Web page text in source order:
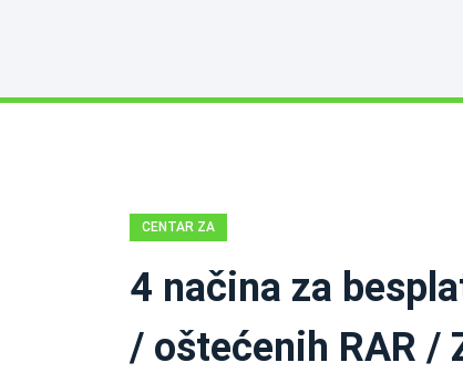
CENTAR ZA
MINITOOL
4 načina za
/ oštećenih RAR /